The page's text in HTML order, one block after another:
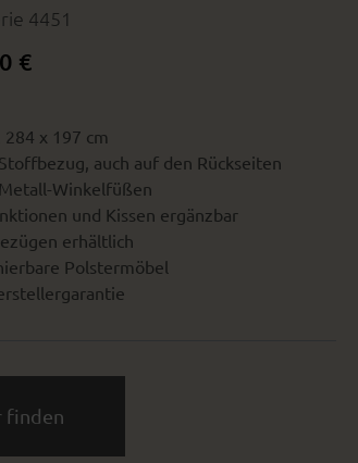
4451
€
284 x 197 cm
auch auf den Rückseiten
Winkelfüßen
und Kissen ergänzbar
erhältlich
Polstermöbel
finden